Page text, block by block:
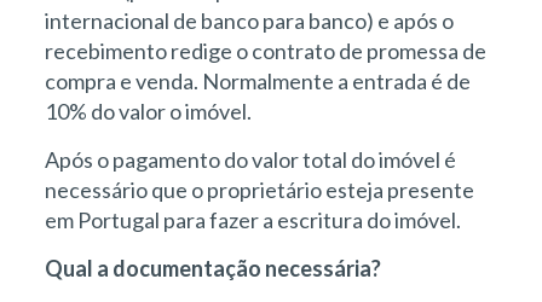
internacional de banco para banco) e após o
recebimento redige o contrato de promessa de
compra e venda. Normalmente a entrada é de
10% do valor o imóvel.
Após o pagamento do valor total do imóvel é
necessário que o proprietário esteja presente
em Portugal para fazer a escritura do imóvel.
Qual a documentação necessária?